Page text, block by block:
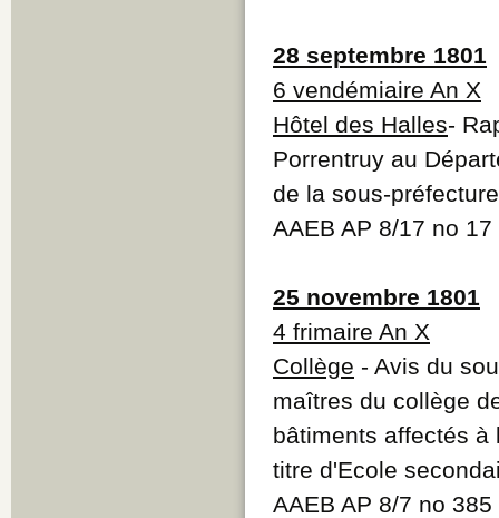
28 septembre 1801
6 vendémiaire An X
Hôtel des Halles-
Porrentruy au
de la sous-préfecture
AAEB AP 8/17 no 17
25 novembre 1801
4 frimaire An X
Collège - Avis du
maîtres du collège
bâtiments affectés
titre d'Ecole
AAEB AP 8/7 no 385